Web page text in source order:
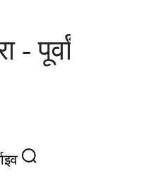
- पूर्वांचल की